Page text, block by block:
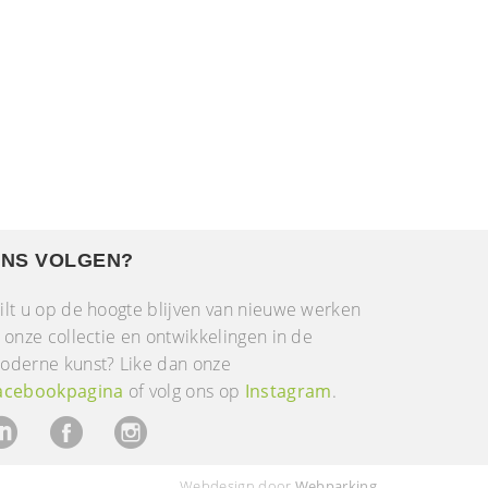
VOLGEN?
u op de hoogte blijven van nieuwe werken
onze collectie en ontwikkelingen in de
kunst? Like dan onze
of volg ons op Instagram.